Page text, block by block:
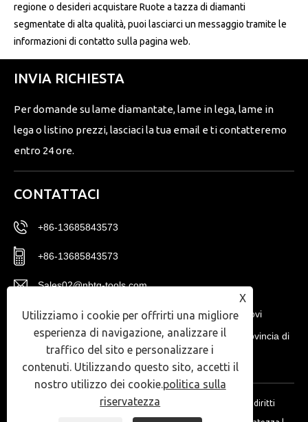
regione o desideri acquistare Ruote a tazza di diamanti
segmentate di alta qualità, puoi lasciarci un messaggio tramite le
informazioni di contatto sulla pagina web.
INVIA RICHIESTA
Per domande su lame diamantate, lame in lega, lame in
lega o listino prezzi, lasciaci la tua email e ti contatteremo
entro 24 ore.
CONTATTACI
+86-13685843573
+86-13685843573
Sales02@nbtg-tools.com
N. 20, Distretto Est, Centro di innovazione dei nuovi
materiali di Ningbo, Zona high-tech di Ningbo, provincia di
Copyright © 2024 Ningbo T-Win Imp.& Exp Co.,Ltd. Tutti i diritti
X
Utilizziamo i cookie per offrirti una migliore
esperienza di navigazione, analizzare il
traffico del sito e personalizzare i
contenuti. Utilizzando questo sito, accetti il
​​nostro utilizzo dei cookie.politica sulla
riservatezza